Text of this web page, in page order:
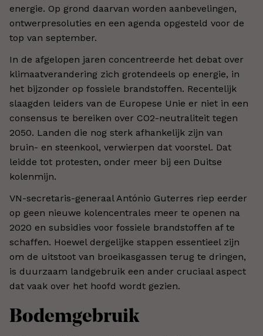
energie. Op grond daarvan worden aanbevelingen,
ontwerpresoluties en een agenda opgesteld voor de
top van september.
In de afgelopen jaren concentreerde het debat over
klimaatverandering zich grotendeels op energie, in
het bijzonder op fossiele brandstoffen. Recentelijk
slaagden leiders van de Europese Unie er niet in een
consensus te bereiken over CO2-neutraliteit tegen
2050. Landen die nog sterk afhankelijk zijn van
bruin- en steenkool, verwierpen dat voorstel. Dat
leidde tot protesten, onder meer bij een Duitse
kolenmijn.
VN-secretaris-generaal António Guterres riep eerder
op geen nieuwe kolencentrales meer te openen na
2020 en subsidies voor fossiele brandstoffen af te
schaffen. Hoewel dergelijke stappen essentieel zijn
om de uitstoot van broeikasgassen terug te dringen,
is duurzaam landgebruik een ander cruciaal aspect
dat vaak over het hoofd wordt gezien.
Bodemgebruik